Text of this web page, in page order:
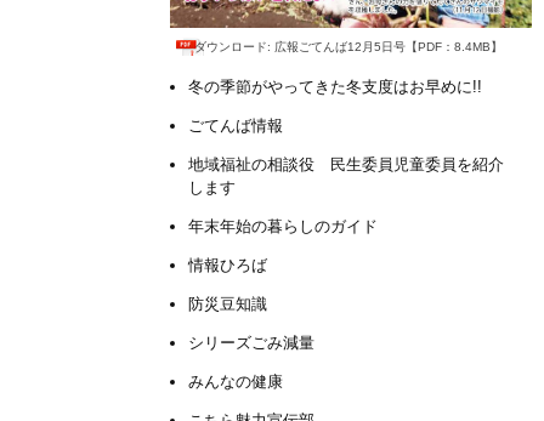
ダウンロード: 広報ごてんば12月5日号【PDF：8.4MB】
冬の季節がやってきた冬支度はお早めに!!
ごてんば情報
地域福祉の相談役 民生委員児童委員を紹介
します
年末年始の暮らしのガイド
情報ひろば
防災豆知識
シリーズごみ減量
みんなの健康